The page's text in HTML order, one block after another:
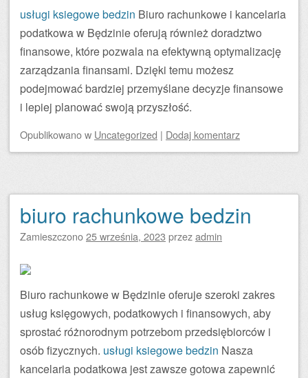
usługi ksiegowe bedzin Biuro rachunkowe i kancelaria
podatkowa w Będzinie oferują również doradztwo
finansowe, które pozwala na efektywną optymalizację
zarządzania finansami. Dzięki temu możesz
podejmować bardziej przemyślane decyzje finansowe
i lepiej planować swoją przyszłość.
Opublikowanow Uncategorized | Dodaj komentarz
biuro rachunkowe bedzin
Zamieszczono25 września, 2023 przezadmin
Biuro rachunkowe w Będzinie oferuje szeroki zakres
usług księgowych, podatkowych i finansowych, aby
sprostać różnorodnym potrzebom przedsiębiorców i
osób fizycznych. usługi ksiegowe bedzin Nasza
kancelaria podatkowa jest zawsze gotowa zapewnić